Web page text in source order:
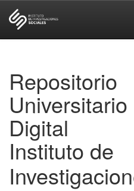
Repositorio
Universitario
Digital
Instituto de